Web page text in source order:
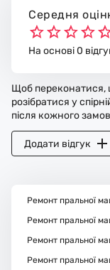
Середня
На основі 0
Щоб переконатися,
розібратися у
після кожного
Додати відгук
Ремонт пральної
Ремонт пральної
Ремонт пральної
Ремонт пральної